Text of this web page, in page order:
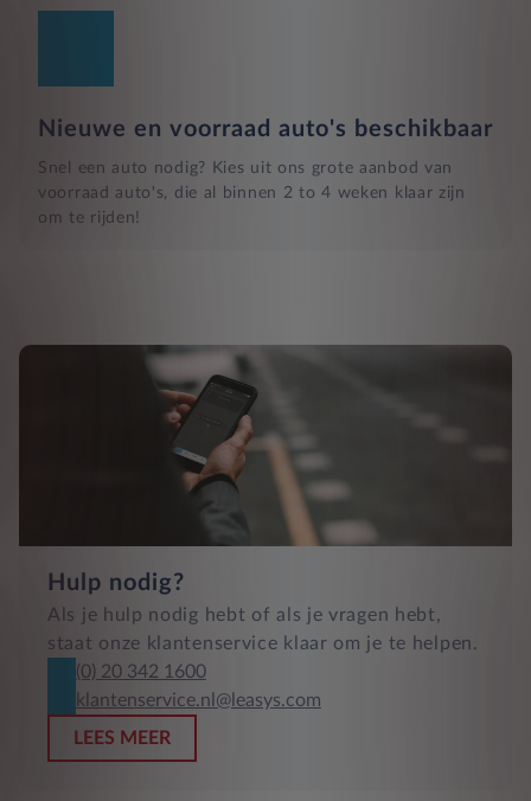
Nieuwe en voorraad auto's beschikbaar
Snel een auto nodig? Kies uit ons grote aanbod van
voorraad auto's, die al binnen 2 to 4 weken klaar zijn
om te rijden!
Hulp nodig?
Als je hulp nodig hebt of als je vragen hebt,
staat onze klantenservice klaar om je te helpen.
(0) 20 342 1600
klantenservice.nl@leasys.com
LEES MEER